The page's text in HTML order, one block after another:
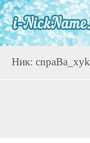
Ник: cnpaBa_xyk